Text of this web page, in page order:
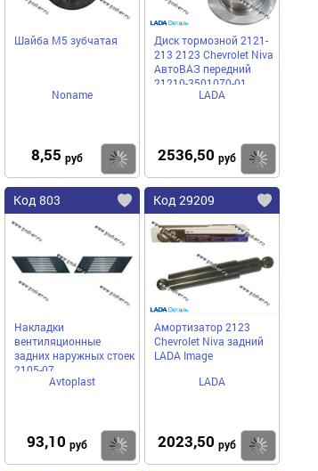
Шайба М5 зубчатая
Noname
8,55 руб Купить
Диск тормозной 2121-
213 2123 Chevrolet Niva
АвтоВАЗ передний
21210-3501070-01
LADA
2536,50 руб
Код 803
Накладки
вентиляционные
задних наружных стоек
2105-07
Avtoplast
93,10 руб Купить
Код 29209
Амортизатор 2123
Chevrolet Niva задний
LADA Image
LADA
2023,50 руб